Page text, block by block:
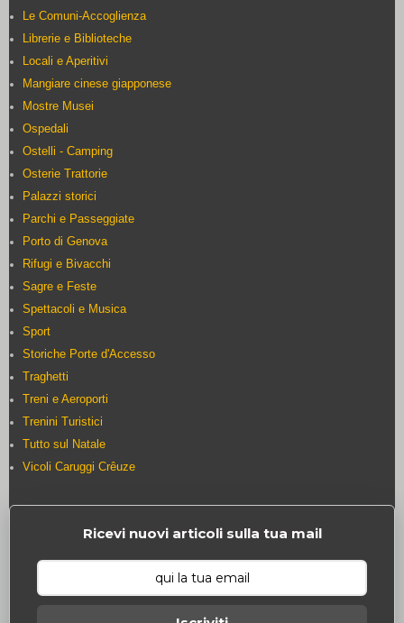
Le Comuni-Accoglienza
Librerie e Biblioteche
Locali e Aperitivi
Mangiare cinese giapponese
Mostre Musei
Ospedali
Ostelli - Camping
Osterie Trattorie
Palazzi storici
Parchi e Passeggiate
Porto di Genova
Rifugi e Bivacchi
Sagre e Feste
Spettacoli e Musica
Sport
Storiche Porte d'Accesso
Traghetti
Treni e Aeroporti
Trenini Turistici
Tutto sul Natale
Vicoli Caruggi Crêuze
Ricevi nuovi articoli sulla tua mail